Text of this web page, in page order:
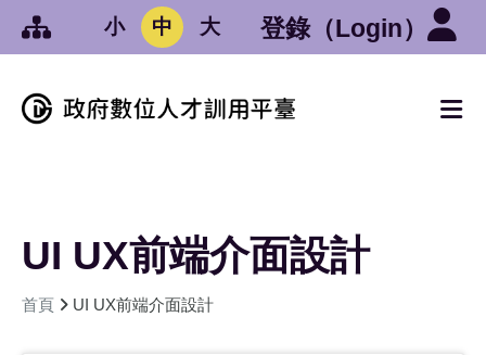
跳到中央內容區塊
::: 小 中 大 登錄（Login）
UI UX前端介面設計
首頁 UI UX前端介面設計